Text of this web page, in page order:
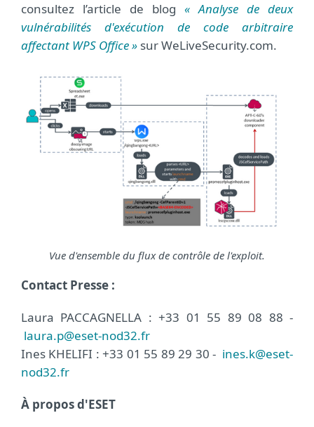
consultez l’article de blog « Analyse de deux
vulnérabilités d'exécution de code arbitraire
affectant WPS Office » sur WeLiveSecurity.com.
Vue d'ensemble du flux de contrôle de l'exploit.
Contact Presse :
Laura PACCAGNELLA : +33 01 55 89 08 88 -
laura.p@eset-nod32.fr
Ines KHELIFI : +33 01 55 89 29 30 - ines.k@eset-
nod32.fr
À propos d'ESET